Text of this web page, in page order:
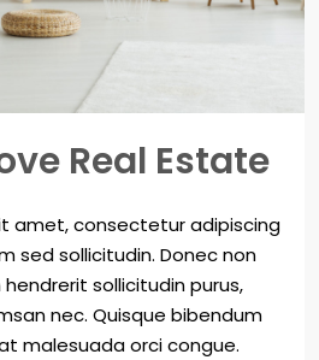
Real Estate
amet, consectetur adipiscing
sed sollicitudin. Donec non
sollicitudin purus,
nec. Quisque bibendum
malesuada orci congue.